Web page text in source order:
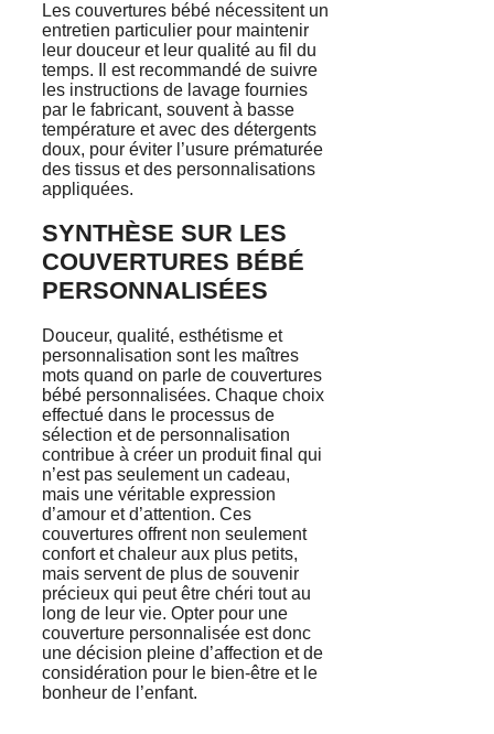
Les couvertures bébé nécessitent un
entretien particulier pour maintenir
leur douceur et leur qualité au fil du
temps. Il est recommandé de suivre
les instructions de lavage fournies
par le fabricant, souvent à basse
température et avec des détergents
doux, pour éviter l’usure prématurée
des tissus et des personnalisations
appliquées.
SYNTHÈSE SUR LES
COUVERTURES BÉBÉ
PERSONNALISÉES
Douceur, qualité, esthétisme et
personnalisation sont les maîtres
mots quand on parle de couvertures
bébé personnalisées. Chaque choix
effectué dans le processus de
sélection et de personnalisation
contribue à créer un produit final qui
n’est pas seulement un cadeau,
mais une véritable expression
d’amour et d’attention. Ces
couvertures offrent non seulement
confort et chaleur aux plus petits,
mais servent de plus de souvenir
précieux qui peut être chéri tout au
long de leur vie. Opter pour une
couverture personnalisée est donc
une décision pleine d’affection et de
considération pour le bien-être et le
bonheur de l’enfant.